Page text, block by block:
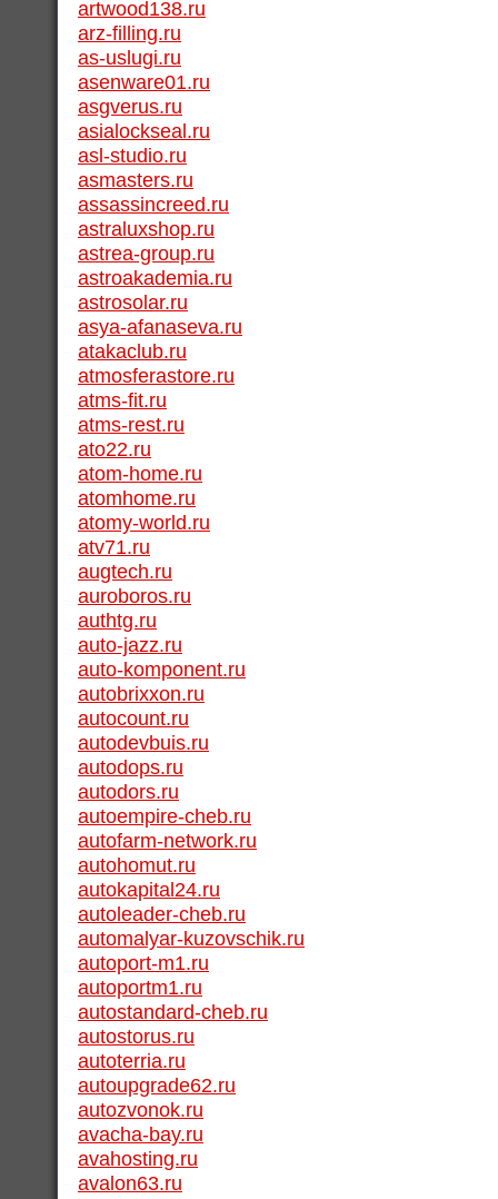
artwood138.ru
arz-filling.ru
as-uslugi.ru
asenware01.ru
asgverus.ru
asialockseal.ru
asl-studio.ru
asmasters.ru
assassincreed.ru
astraluxshop.ru
astrea-group.ru
astroakademia.ru
astrosolar.ru
asya-afanaseva.ru
atakaclub.ru
atmosferastore.ru
atms-fit.ru
atms-rest.ru
ato22.ru
atom-home.ru
atomhome.ru
atomy-world.ru
atv71.ru
augtech.ru
auroboros.ru
authtg.ru
auto-jazz.ru
auto-komponent.ru
autobrixxon.ru
autocount.ru
autodevbuis.ru
autodops.ru
autodors.ru
autoempire-cheb.ru
autofarm-network.ru
autohomut.ru
autokapital24.ru
autoleader-cheb.ru
automalyar-kuzovschik.ru
autoport-m1.ru
autoportm1.ru
autostandard-cheb.ru
autostorus.ru
autoterria.ru
autoupgrade62.ru
autozvonok.ru
avacha-bay.ru
avahosting.ru
avalon63.ru